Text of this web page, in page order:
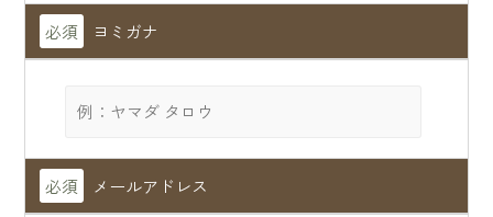
必須 ヨミガナ
必須 メールアドレス